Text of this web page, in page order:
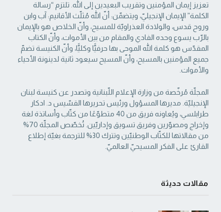
تعزيز إيمان المؤمنين وتقريب البعيدين إلى الله. تلتزم “رسالة
‏الكلمة” الإيمان الإنجيليّ، ويتضمّن: أنّ الله مُثلّث الأقانيم: آب وابن
وروح قدس، والولادة العذراويّة ‏للمسيح، وأنّ الخلاص هو بالإيمان
بالرّب يسوع وحده الفادي والمقام من بين الأموات، وأنّ الكتاب
‏المقدّس هو كلمة الله الموحى بها حرفيًّا وكليًّا، وأنّ الكنيسة تضمّ
جميع المؤمنين بالمسيح، وأنّ المسيح ‏سيعود ثانية لدينونة الأحياء
والأموات. ‏
المجلّة مُرخّصة من وزارة الإعلام اللّبنانية وتصدر عن كنيسة لبنان
الإنجيليّة. مديرها المسؤول ‏ورئيس تحريرها القسّيس د. ادكار
طرابلسي، ويُعاونه فريق من 40 متطوّعًا من كتّاب وأساتذة لغة
‏وإخراج ومصوّرين وفريق تسويق وإداريّين. تُخصّص المجلّة 70%
من مقالاتها للكتّاب الوطنيّين ‏وتترك 30% للترجمة بغيّة إطلاع
القارئ على الفكر المسيحيّ العالميّ.‏
مقالات حديثة